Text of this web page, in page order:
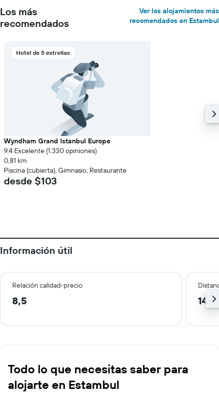
Los más
recomendados
Ver los alojamientos más
recomendados en Estambul
Hotel de 5 estrellas
Wyndham Grand Istanbul Europe
9.4 Excelente (1.330 opiniones)
0,81 km
Piscina (cubierta), Gimnasio, Restaurante
desde $103
Información útil
Relación calidad-precio
8,5
Todo lo que necesitas saber para
alojarte en Estambul